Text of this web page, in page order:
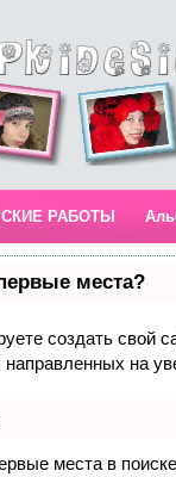
РАБОТЫ
места?
создать свой
на
места в